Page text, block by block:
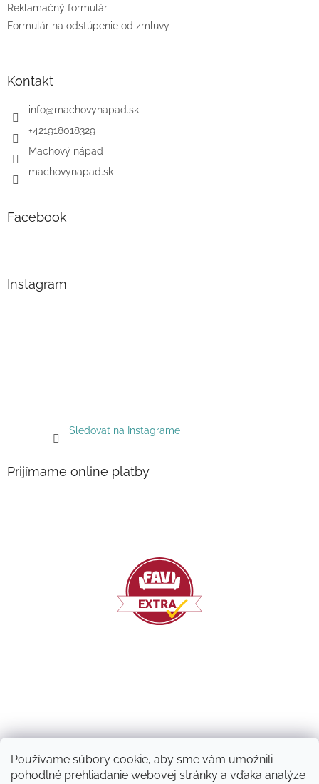
Používame súbory cookie, aby sme vám umožnili
pohodlné prehliadanie webovej stránky a vďaka analýze
Reklamačný formulár
Formulár na odstúpenie od zmluvy
Kontakt
info@machovynapad.sk
+421918018329
Machový nápad
machovynapad.sk
Facebook
Instagram
Sledovať na Instagrame
Prijímame online platby